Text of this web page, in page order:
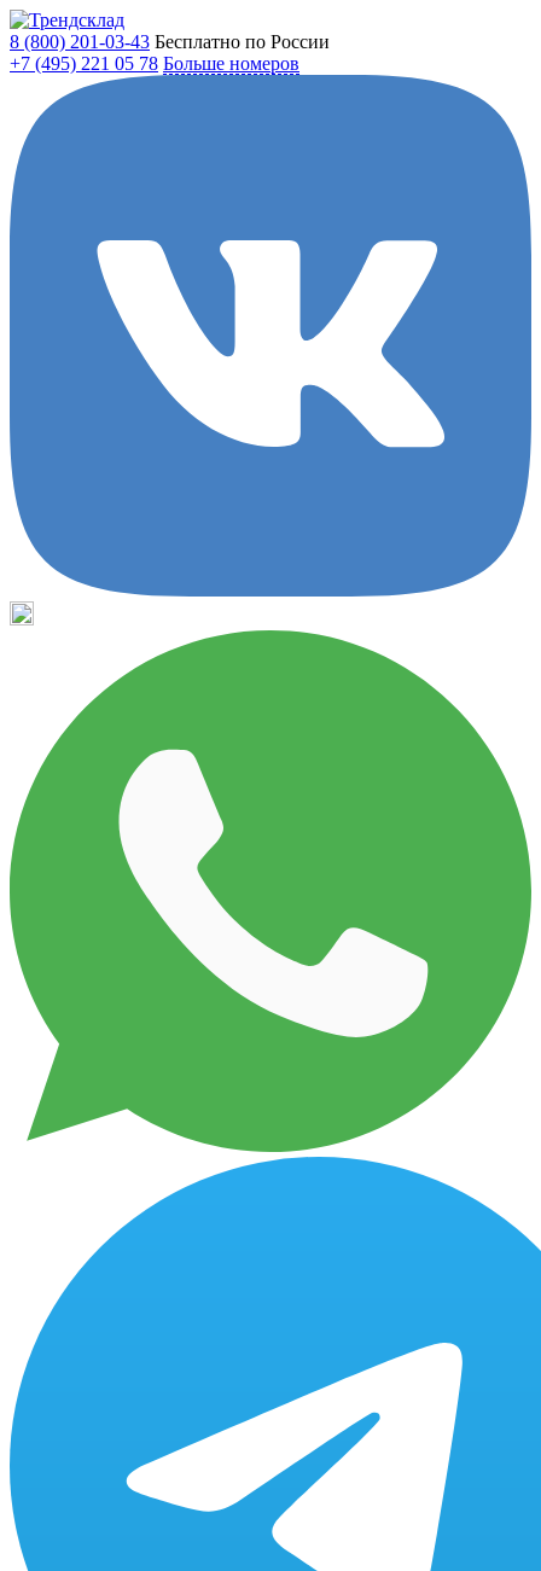
8 (800) 201-03-43 Бесплатно по России
+7 (495) 221 05 78 Больше номеров